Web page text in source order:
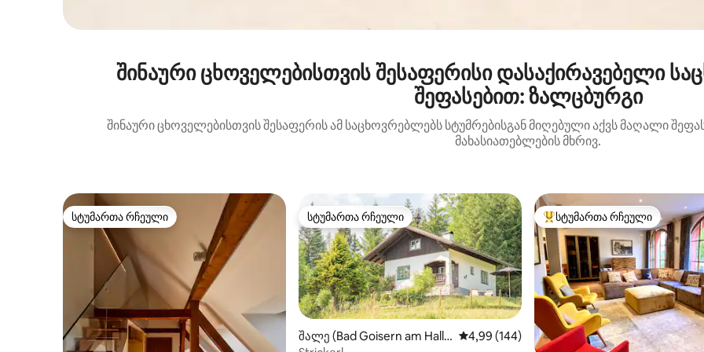
შინაური ცხოველებისთვის შესაფერისი დასაქირავებელი
შეფასებით: ზალცბურგი
შინაური ცხოველებისთვის შესაფერის ამ საცხოვრებლებს სტუმრებისგან მიღებული აქვს მაღალი
მახასიათებლების მხრივ.
სტუმართა რჩეული
სტუმართა რჩეული სტუმართა რჩეული
სტუმართა რჩეული
შალე (Bad Goisern am Halls
საშუალო შეფასებაა 5‑დან 4,99, 144
4,99 (144)
სტუმართა რჩეული მოწინავე
სტუმართა რჩეული